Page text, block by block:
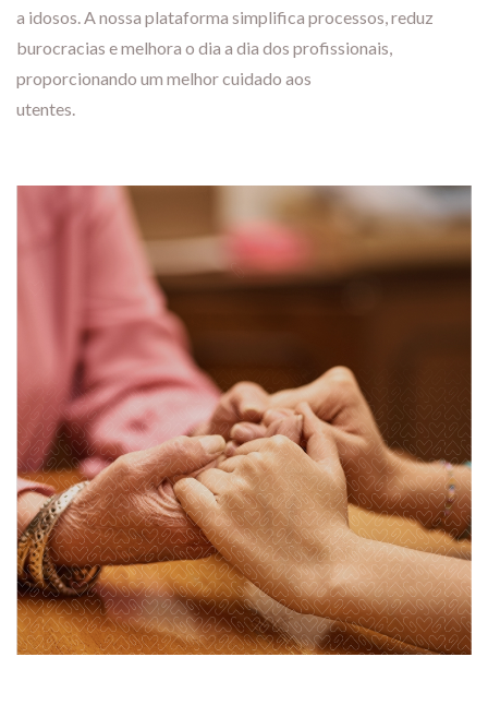
a idosos. A nossa plataforma simplifica processos, reduz
burocracias e melhora o dia a dia dos profissionais,
proporcionando um melhor cuidado aos
utentes.